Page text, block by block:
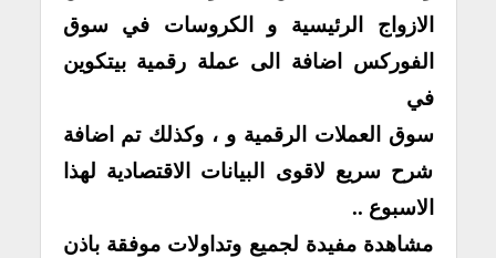
الازواج الرئيسية و الكروسات في سوق
الفوركس
اضافة الى عملة رقميةبيتكوين
في
سوق العملات الرقمية و ، وكذلك تم اضافة
شرح سريع لاقوى البيانات الاقتصادية لهذا
الاسبوع ..
مشاهدة مفيدة لجميع وتداولات موفقة باذن